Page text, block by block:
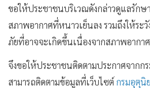
ขอให้ประชาชนบริเวณดังกล่าวดูแลรักษ
สภาพอากาศที่หนาวเย็นลง รวมถึงให้ระ
ภัยที่อาจจะเกิดขึ้นเนื่องจากสภาพอากา
จึงขอให้ประชาชนติดตามประกาศจากก
สามารถติดตามข้อมูลที่เว็บไซต์ กรมอุตุนิ